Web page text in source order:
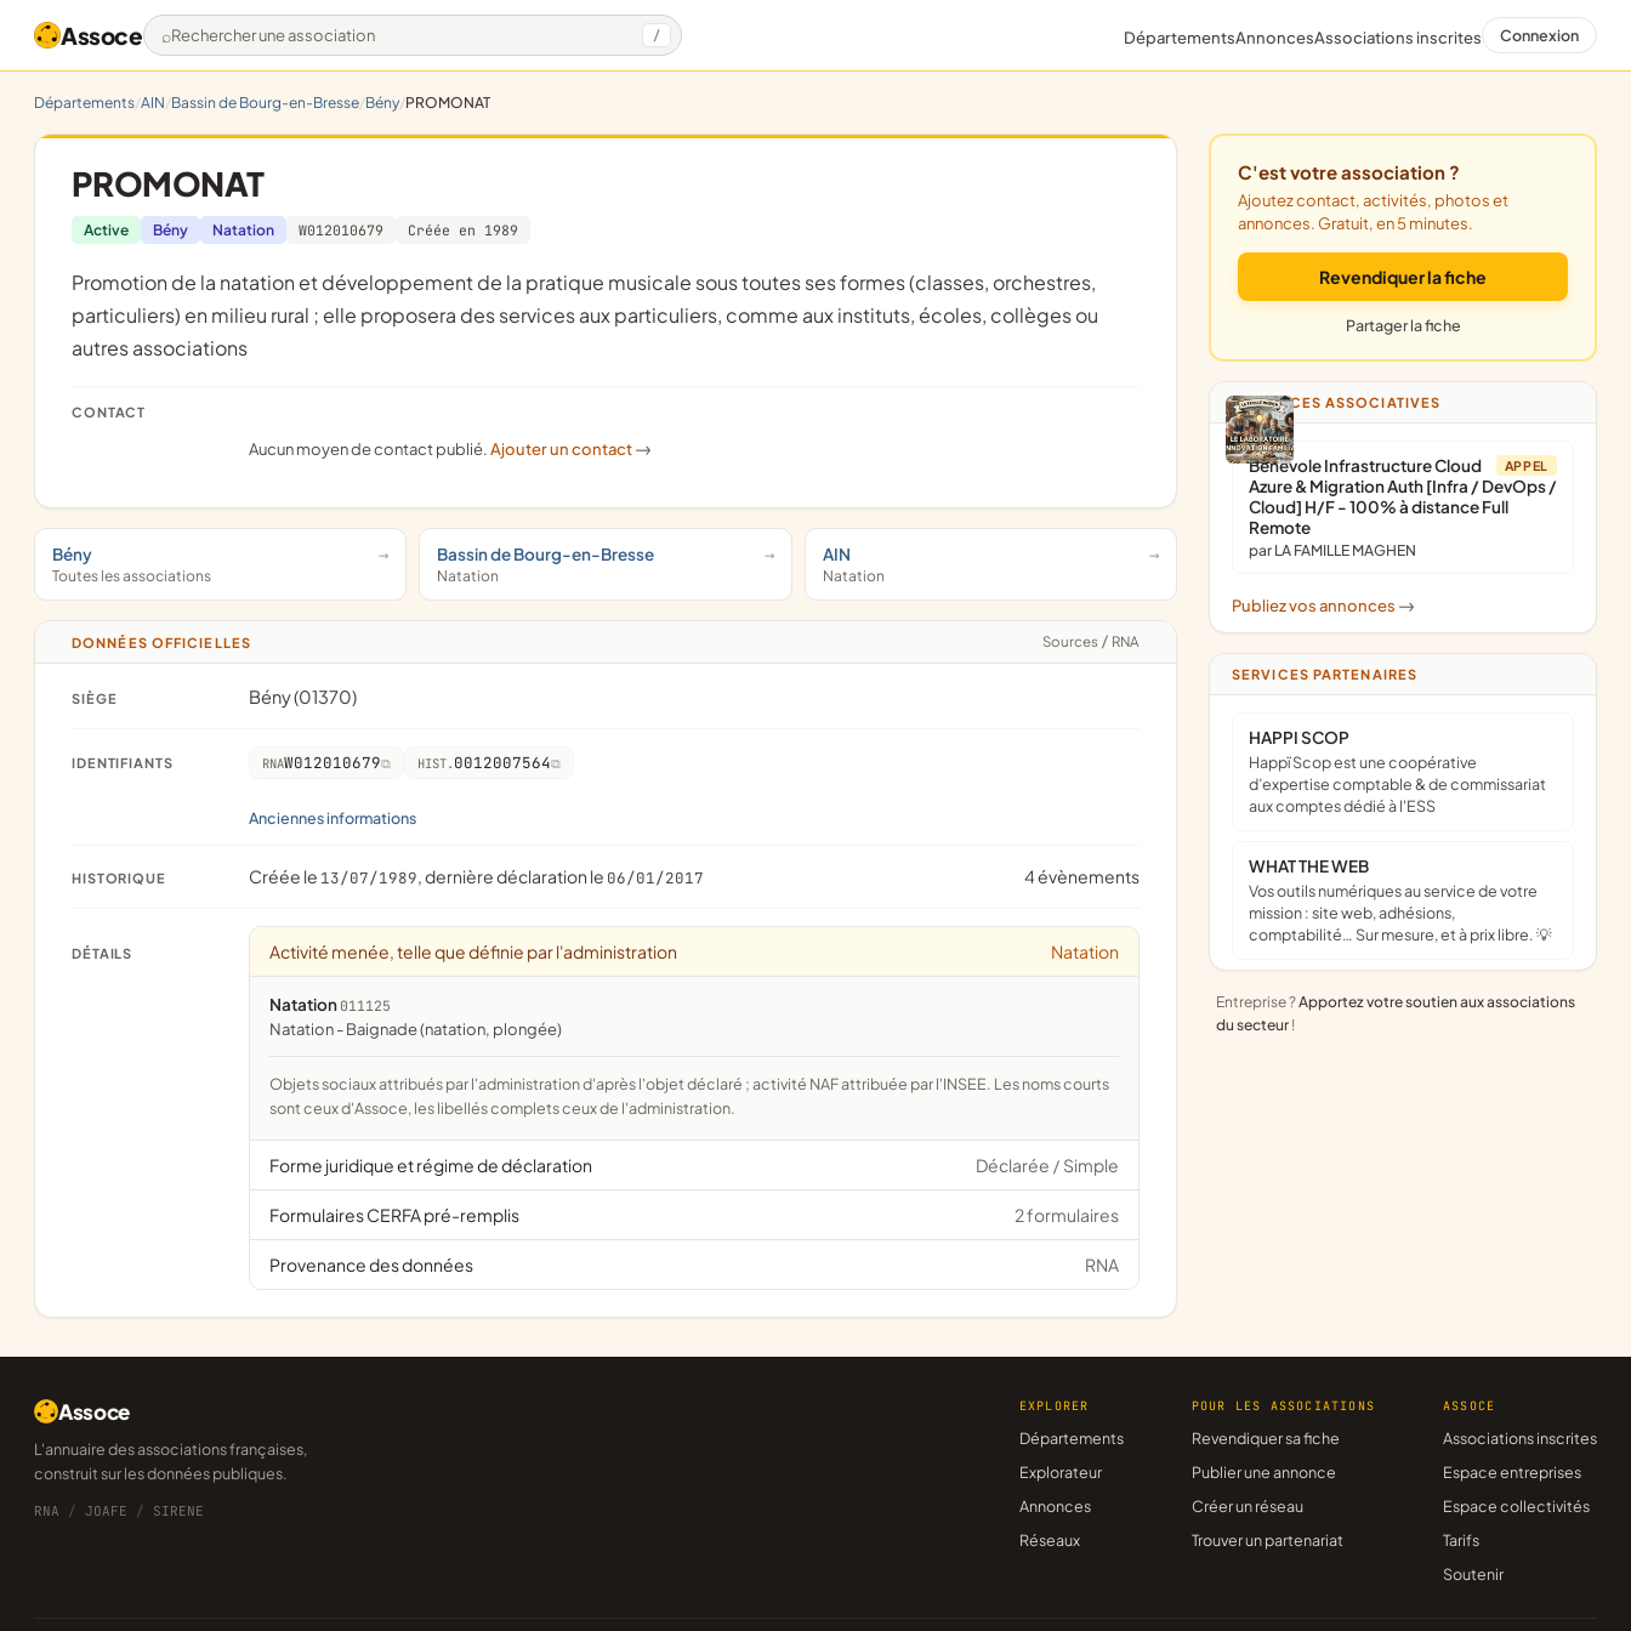
Assoce Rechercher une association / DépartementsAnnoncesAssociations inscrites Connexion
Départements AIN Bassin de Bourg-en-Bresse Bény PROMONAT
PROMONAT
Active Bény Natation W012010679 Créée en 1989
promotion de la natation et développement de la pratique musicale sous toutes ses formes (classes, orchestres,
particuliers) en milieu rural ; elle proposera des services aux particuliers, comme aux instituts, écoles, collèges ou
autres associations
CONTACT
Aucun moyen de contact publié.Ajouter un contact ->
Bény
Toutes les associations
Bassin de Bourg-en-Bresse
Natation
AIN
Natation
DONNÉES OFFICIELLES Sources / RNA
SIÈGE Bény (01370)
IDENTIFIANTS RNAW012010679 HIST. 0012007564
Anciennes informations
HISTORIQUE Créée le 13/07/1989, dernière déclaration le 06/01/2017 4 évènements
DÉTAILS Activité menée, telle que définie par l'administration Natation
Natation 011125
Natation - Baignade (natation, plongée)
Objets sociaux attribués par l'administration d'après l'objet déclaré ; activité NAF attribuée par l'INSEE. Les noms courts
sont ceux d'Assoce, les libellés complets ceux de l'administration.
Forme juridique et régime de déclaration Déclarée / Simple
Formulaires CERFA pré-remplis 2 formulaires
Provenance des données RNA
C'est votre association ?
Ajoutez contact, activités, photos et
annonces. Gratuit, en 5 minutes.
Revendiquer la fiche
Partager la fiche
ANNONCES ASSOCIATIVES
APPEL
Bénévole Infrastructure Cloud
Azure & Migration Auth [Infra / DevOps /
Cloud] H/F - 100% à distance Full
Remote
par LA FAMILLE MAGHEN
Publiez vos annonces ->
SERVICES PARTENAIRES
HAPPI SCOP
Happï Scop est une coopérative
d’expertise comptable & de commissariat
aux comptes dédié à l'ESS
WHAT THE WEB
Vos outils numériques au service de votre
mission : site web, adhésions,
comptabilité… Sur mesure, et à prix libre. 💡
Entreprise ?Apportez votre soutien aux associations
du secteur !
Assoce
L'annuaire des associations françaises,
construit sur les données publiques.
RNA / JOAFE / SIRENE
EXPLORER
Départements
Explorateur
Annonces
Réseaux
POUR LES ASSOCIATIONS
Revendiquer sa fiche
Publier une annonce
Créer un réseau
Trouver un partenariat
ASSOCE
Associations inscrites
Espace entreprises
Espace collectivités
Tarifs
Soutenir